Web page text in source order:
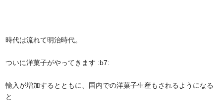
時代は流れて明治時代。
ついに洋菓子がやってきます :b7:
輸入が増加するとともに、国内での洋菓子生産もされるようになる
と